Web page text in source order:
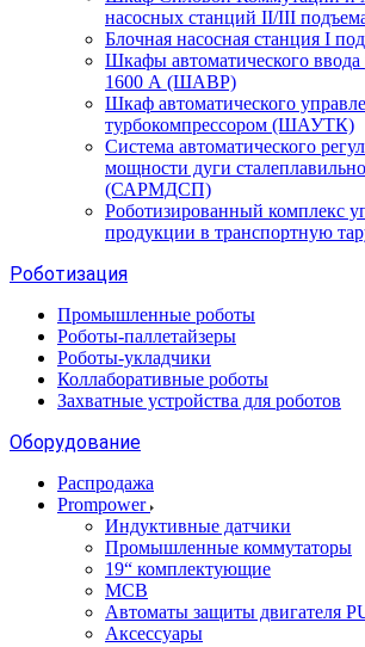
насосных станций II/III
Блочная насосная станция I
Шкафы автоматического ввода
1600 А (ШАВР)
Шкаф автоматического
турбокомпрессором (ШАУТК)
Система автоматического
мощности дуги
(САРМДСП)
Роботизированный комплекс
продукции в транспортную
Роботизация
Промышленные роботы
Роботы-паллетайзеры
Роботы-укладчики
Коллаборативные роботы
Захватные устройства для роботов
Оборудование
Распродажа
Prompower
Индуктивные датчики
Промышленные коммутаторы
19“ комплектующие
MCB
Автоматы защиты двигателя
Аксессуары